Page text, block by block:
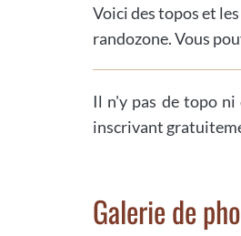
Voici des topos et
randozone. Vous
Il n'y pas de topo
inscrivant
Galerie de